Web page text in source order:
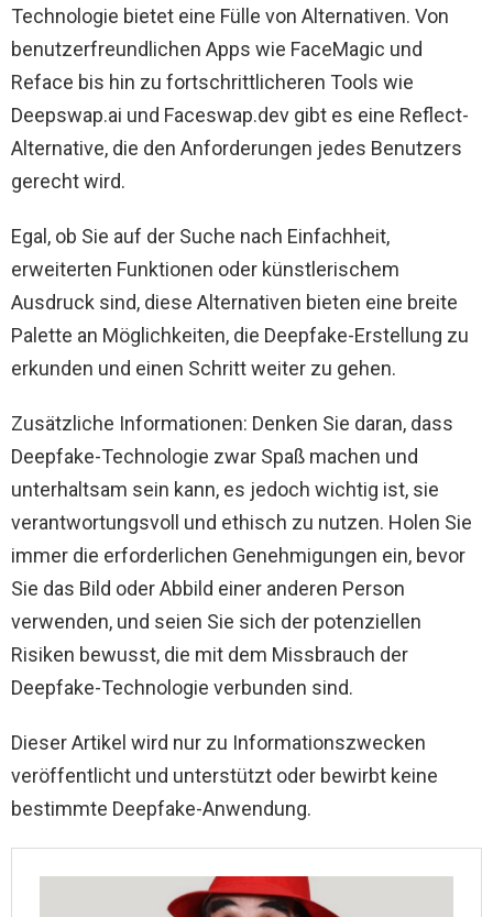
Technologie bietet eine Fülle von Alternativen. Von
benutzerfreundlichen Apps wie FaceMagic und
Reface bis hin zu fortschrittlicheren Tools wie
Deepswap.ai und Faceswap.dev gibt es eine Reflect-
Alternative, die den Anforderungen jedes Benutzers
gerecht wird.
Egal, ob Sie auf der Suche nach Einfachheit,
erweiterten Funktionen oder künstlerischem
Ausdruck sind, diese Alternativen bieten eine breite
Palette an Möglichkeiten, die Deepfake-Erstellung zu
erkunden und einen Schritt weiter zu gehen.
Zusätzliche Informationen: Denken Sie daran, dass
Deepfake-Technologie zwar Spaß machen und
unterhaltsam sein kann, es jedoch wichtig ist, sie
verantwortungsvoll und ethisch zu nutzen. Holen Sie
immer die erforderlichen Genehmigungen ein, bevor
Sie das Bild oder Abbild einer anderen Person
verwenden, und seien Sie sich der potenziellen
Risiken bewusst, die mit dem Missbrauch der
Deepfake-Technologie verbunden sind.
Dieser Artikel wird nur zu Informationszwecken
veröffentlicht und unterstützt oder bewirbt keine
bestimmte Deepfake-Anwendung.